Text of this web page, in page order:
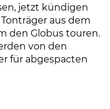
jetzt kündigen
aus dem
den Globus touren.
von den
für abgespacten